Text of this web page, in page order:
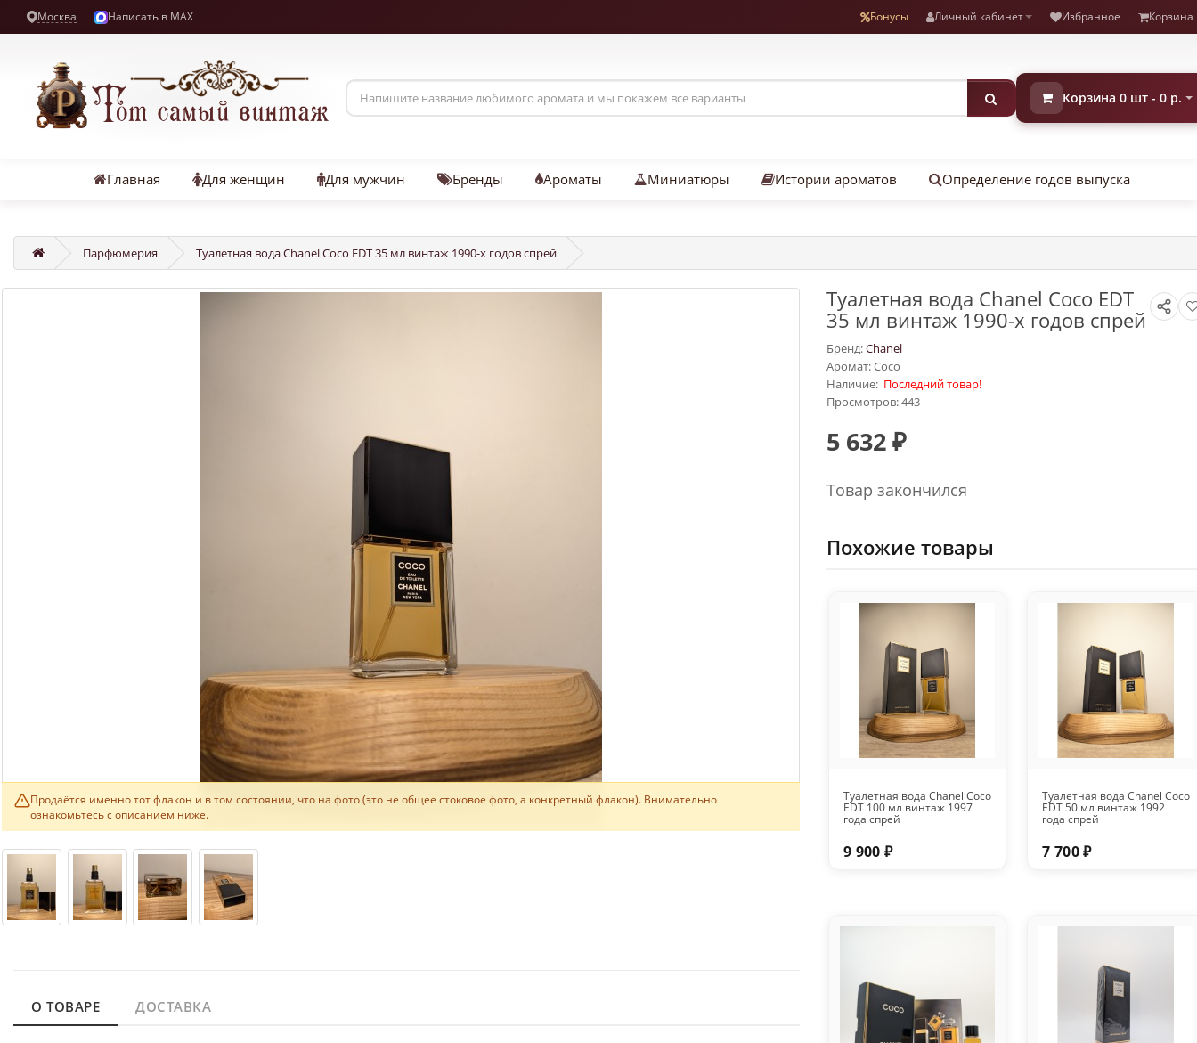
Москва Написать в MAX Бонусы Личный кабинет Избранное Корзина
Корзина 0 шт - 0 р.
Главная Для женщин Для мужчин Бренды Ароматы Миниатюры Истории ароматов Определение годов выпуска
Парфюмерия Туалетная вода Chanel Coco EDT 35 мл винтаж 1990-х годов спрей
Продаётся именно тот флакон и в том состоянии, что на фото (это не общее стоковое фото, а конкретный флакон). Внимательно
ознакомьтесь с описанием ниже.
О ТОВАРЕ ДОСТАВКА
Туалетная вода Chanel Coco EDT
35 мл винтаж 1990-х годов спрей
Бренд:Chanel
Аромат: Coco
Наличие: Последний товар!
Просмотров: 443
5 632 ₽
Товар закончился
Похожие товары
Туалетная вода Chanel Coco
EDT 100 мл винтаж 1997
года спрей
9 900 ₽
Туалетная вода Chanel Coco
EDT 50 мл винтаж 1992
года спрей
7 700 ₽